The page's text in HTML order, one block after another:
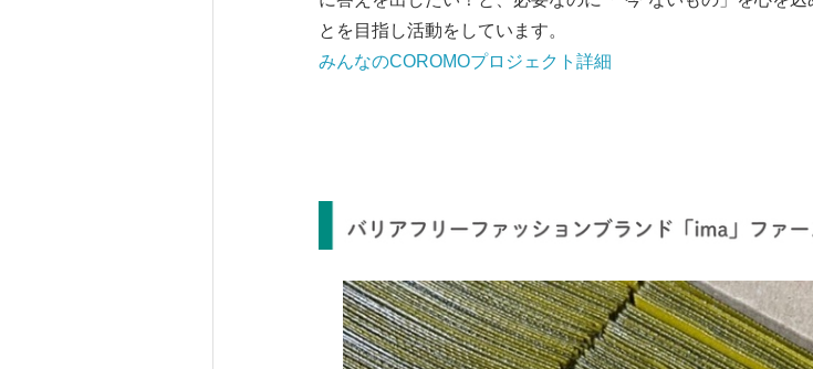
とを目指し活動をしています。
みんなのCOROMOプロジェクト詳細